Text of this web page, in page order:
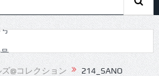
@コレクション 214_SANO